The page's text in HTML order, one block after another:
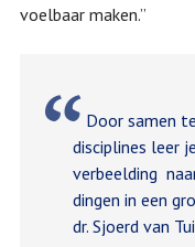
voelbaar maken.”
Door samen
disciplines leer
verbeelding
dingen in een
dr. Sjoerd van